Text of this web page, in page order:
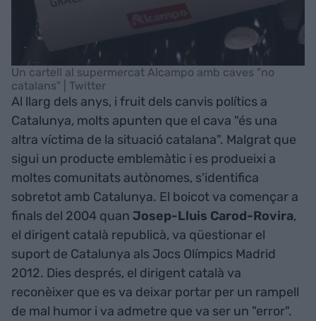
Un cartell al supermercat Alcampo amb caves "no
catalans" | Twitter
Al llarg dels anys, i fruit dels canvis polítics a
Catalunya, molts apunten que el cava "és una
altra víctima de la situació catalana". Malgrat que
sigui un producte emblemàtic i es produeixi a
moltes comunitats autònomes, s'identifica
sobretot amb Catalunya. El boicot va començar a
finals del 2004 quan Josep-Lluis Carod-Rovira,
el dirigent català republicà, va qüestionar el
suport de Catalunya als Jocs Olímpics Madrid
2012. Dies després, el dirigent català va
reconèixer que es va deixar portar per un rampell
de mal humor i va admetre que va ser un "error".